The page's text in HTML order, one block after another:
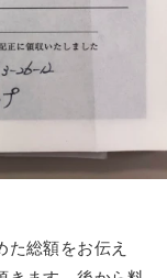
総額をお伝え